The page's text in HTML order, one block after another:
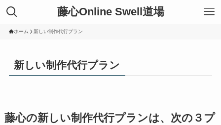
藤心Online Swell道場
ホーム 新しい制作代行プラン
新しい制作代行プラン
藤心の新しい制作代行プランは、次の３プ